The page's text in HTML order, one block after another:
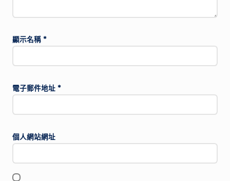
顯示名稱 *
電子郵件地址 *
個人網站網址